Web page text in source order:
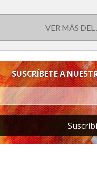
VER MÁS
SUSCRÍBETE A